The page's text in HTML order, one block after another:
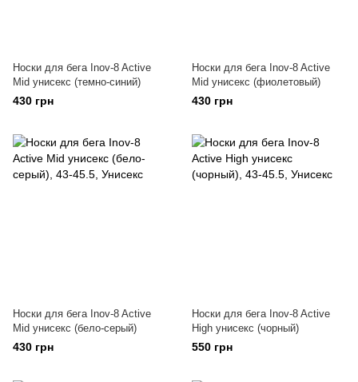
Носки для бега Inov-8 Active
Mid унисекс (темно-синий)
430 грн
Носки для бега Inov-8 Active
Mid унисекс (фиолетовый)
430 грн
Носки для бега Inov-8 Active
Mid унисекс (бело-серый)
430 грн
Носки для бега Inov-8 Active
High унисекс (чорный)
550 грн